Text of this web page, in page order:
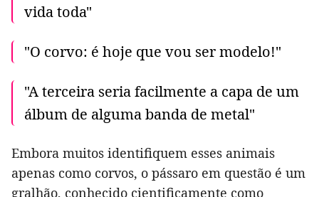
vida toda"
"O corvo: é hoje que vou ser modelo!"
"A terceira seria facilmente a capa de um
álbum de alguma banda de metal"
Embora muitos identifiquem esses animais
apenas como corvos, o pássaro em questão é um
gralhão, conhecido cientificamente como